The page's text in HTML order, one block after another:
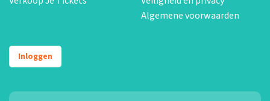
Algemene voorwaarden
Inloggen